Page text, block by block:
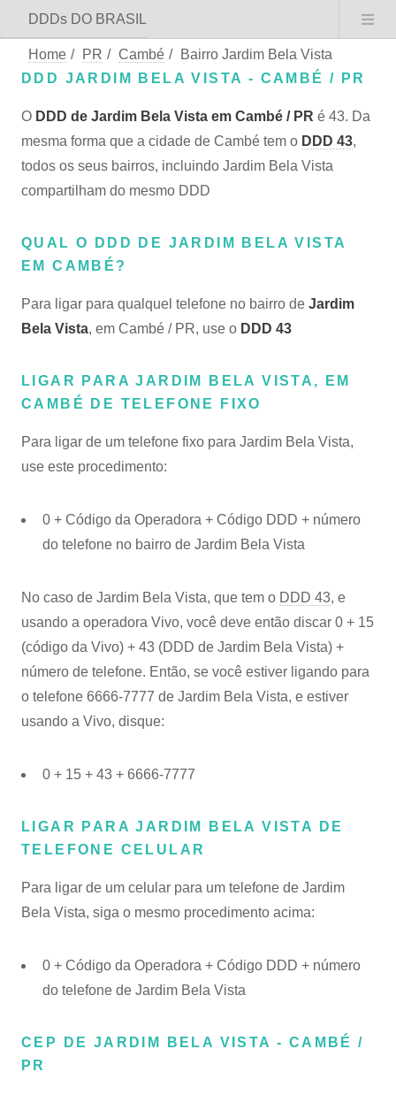
DDDs DO BRASIL
Home / PR / Cambé /
Bairro Jardim Bela Vista
DDD JARDIM BELA VISTA - CAMBÉ / PR
O DDD de Jardim Bela Vista em Cambé / PR é 43. Da
mesma forma que a cidade de Cambé tem o DDD 43,
todos os seus bairros, incluindo Jardim Bela Vista
compartilham do mesmo DDD
QUAL O DDD DE JARDIM BELA VISTA
EM CAMBÉ?
Para ligar para qualquel telefone no bairro de Jardim
Bela Vista, em Cambé / PR, use o DDD 43
LIGAR PARA JARDIM BELA VISTA, EM
CAMBÉ DE TELEFONE FIXO
Para ligar de um telefone fixo para Jardim Bela Vista,
use este procedimento:
0 + Código da Operadora + Código DDD + número
do telefone no bairro de Jardim Bela Vista
No caso de Jardim Bela Vista, que tem o DDD 43, e
usando a operadora Vivo, você deve então discar 0 + 15
(código da Vivo) + 43 (DDD de Jardim Bela Vista) +
número de telefone. Então, se você estiver ligando para
o telefone 6666-7777 de Jardim Bela Vista, e estiver
usando a Vivo, disque:
0 + 15 + 43 + 6666-7777
LIGAR PARA JARDIM BELA VISTA DE
TELEFONE CELULAR
Para ligar de um celular para um telefone de Jardim
Bela Vista, siga o mesmo procedimento acima:
0 + Código da Operadora + Código DDD + número
do telefone de Jardim Bela Vista
CEP DE JARDIM BELA VISTA - CAMBÉ /
PR